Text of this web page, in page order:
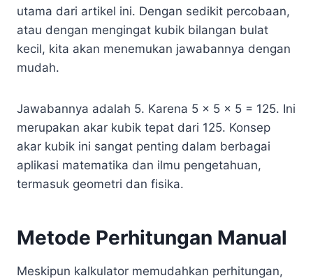
utama dari artikel ini. Dengan sedikit percobaan,
atau dengan mengingat kubik bilangan bulat
kecil, kita akan menemukan jawabannya dengan
mudah.
Jawabannya adalah 5. Karena 5 x 5 x 5 = 125. Ini
merupakan akar kubik tepat dari 125. Konsep
akar kubik ini sangat penting dalam berbagai
aplikasi matematika dan ilmu pengetahuan,
termasuk geometri dan fisika.
Metode Perhitungan Manual
Meskipun kalkulator memudahkan perhitungan,